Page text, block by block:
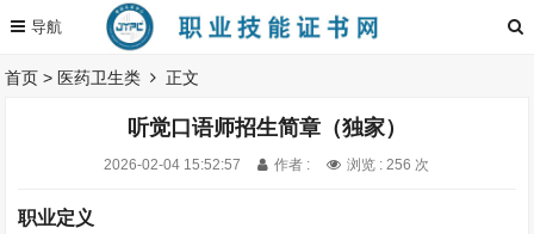
首页 > 医药卫生类 正文
听觉口语师招生简章（独家）
2026-02-04 15:52:57 作者 : 浏览 : 256 次
职业定义